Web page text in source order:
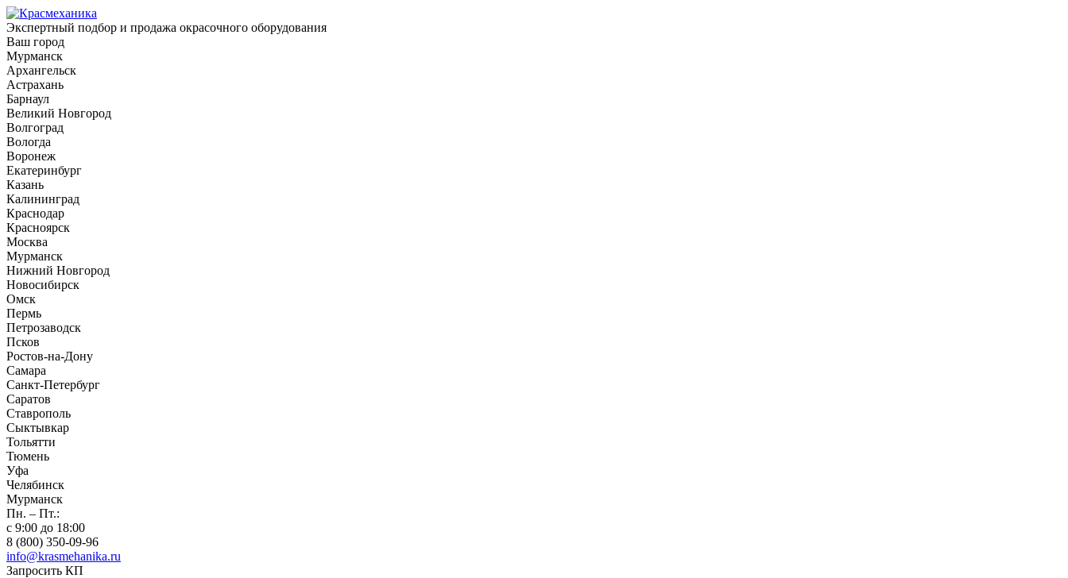
Экспертный подбор и продажа окрасочного оборудования
Ваш город
Мурманск
Архангельск
Астрахань
Барнаул
Великий Новгород
Волгоград
Вологда
Воронеж
Екатеринбург
Казань
Калининград
Краснодар
Красноярск
Москва
Мурманск
Нижний Новгород
Новосибирск
Омск
Пермь
Петрозаводск
Псков
Ростов-на-Дону
Самара
Санкт-Петербург
Саратов
Ставрополь
Сыктывкар
Тольятти
Тюмень
Уфа
Челябинск
Мурманск
Пн. – Пт.:
с 9:00 до 18:00
8 (800) 350-09-96
info@krasmehanika.ru
Запросить КП